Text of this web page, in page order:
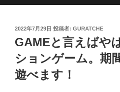
投
稿
日:
2022年7月29日 投稿者: GURATCHE
GAMEと言えばや
ションゲーム。期
遊べます！